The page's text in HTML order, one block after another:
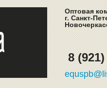
Оптовая
г. Санкт-
8 (921)